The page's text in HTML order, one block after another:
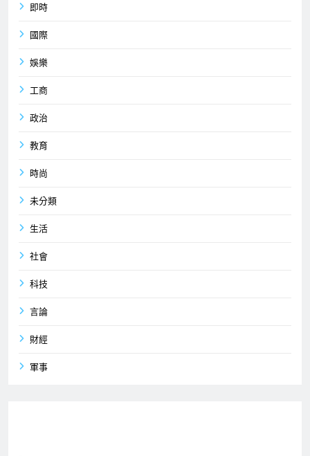
即時
國際
娛樂
工商
政治
教育
時尚
未分類
生活
社會
科技
言論
財經
軍事